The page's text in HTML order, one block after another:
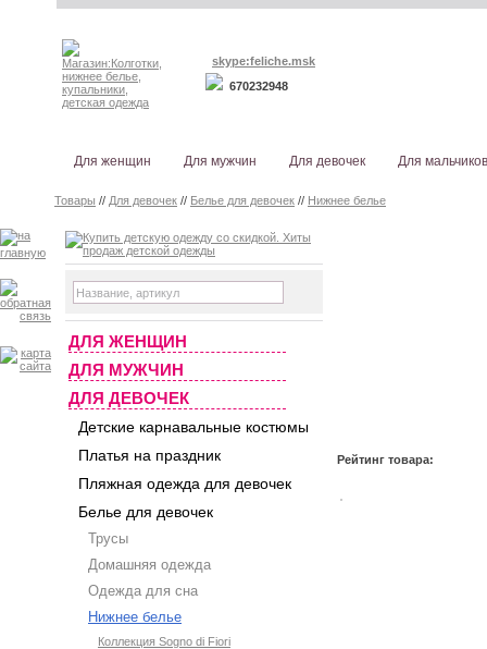
skype:feliche.msk
670232948
Для женщин Для мужчин Для девочек Для мальчиков
Товары // Для девочек // Белье для девочек // Нижнее белье
ДЛЯ ЖЕНЩИН
ДЛЯ МУЖЧИН
ДЛЯ ДЕВОЧЕК
Детские карнавальные костюмы
Платья на праздник
Пляжная одежда для девочек
Белье для девочек
Трусы
Домашняя одежда
Одежда для сна
Нижнее белье
Коллекция Sogno di Fiori
Рейтинг товара: